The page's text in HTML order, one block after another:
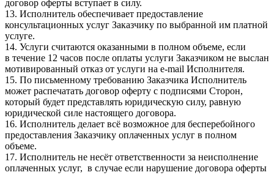
договор оферты вступает в силу.
13. Исполнитель обеспечивает предоставление
консультационных услуг Заказчику по выбранной им платной
услуге.
14. Услуги считаются оказанными в полном объеме, если
в течение 12 часов после оплаты услуги Заказчиком не выслан
мотивированный отказ от услуги на e-mail Исполнителя.
15. По письменному требованию Заказчика Исполнитель
может распечатать договор оферту с подписями Сторон,
который будет представлять юридическую силу, равную
юридической силе настоящего договора.
16. Исполнитель делает всё возможное для бесперебойного
предоставления Заказчику оплаченных услуг в полном
объеме.
17. Исполнитель не несёт ответственности за неисполнение
оплаченных услуг, в случае если нарушение договора оферты